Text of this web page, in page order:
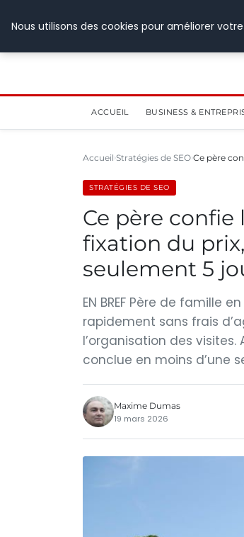
ACCUEIL BUSINESS &
Accueil Stratégies de SEO Ce père
STRATÉGIES DE SEO
Ce père confie
fixation du
seulement 5
EN BREF Père de famille
rapidement sans frais
l’organisation des
conclue en moins d’une
Maxime Dumas
19 mars 2026
Nous utilisons des cookies pour améliorer